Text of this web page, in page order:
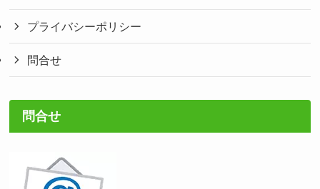
プライバシーポリシー
問合せ
問合せ